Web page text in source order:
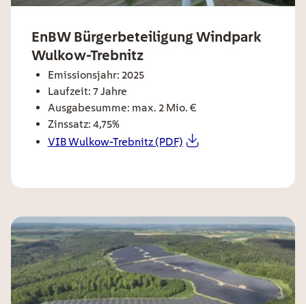
ee card title
EnBW Bürgerbeteiligung Windpark
Wulkow-Trebnitz
ee card text
Emissionsjahr: 2025
Laufzeit: 7 Jahre
Ausgabesumme: max. 2 Mio. €
Zinssatz: 4,75%
VIB Wulkow-Trebnitz (PDF)